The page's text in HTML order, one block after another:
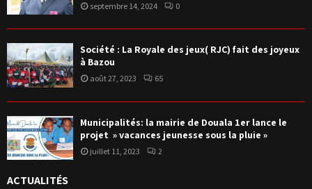
septembre 14, 2024 0
Société : La Royale des jeux( RJC) fait des joyeux
à Bazou
août 27, 2023 65
Municipalités: la mairie de Douala 1er lance le
projet » vacances jeunesse sous la pluie »
juillet 11, 2023 2
ACTUALITÉS